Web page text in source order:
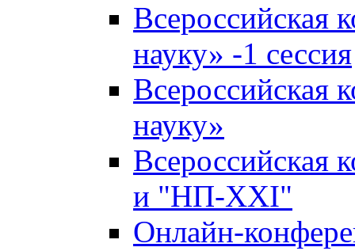
Всероссийская
науку» -1 сессия
Всероссийская
науку»
и "НП-XXI"
Онлайн-